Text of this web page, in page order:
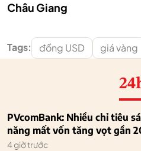
Châu Giang
Tags: đồng USD giá vàng
PVcomBank: Nhiều chỉ tiêu
năng mất vốn tăng vọt gần
4 giờ trước